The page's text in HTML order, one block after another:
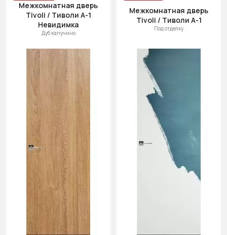
Межкомнатная дверь
Tivoli / Тиволи А-1
Невидимка
Дуб капучино
Межкомнатная дверь
Tivoli / Тиволи А-1
Под отделку